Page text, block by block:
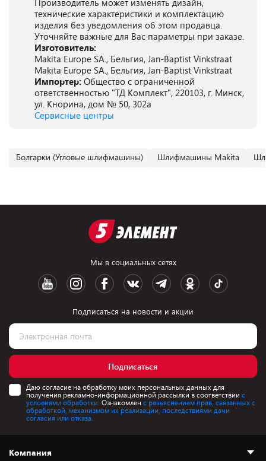
Производитель может изменять дизайн,
технические характеристики и комплектацию
изделия без уведомления об этом продавца.
Уточняйте важные для Вас параметры при заказе.
Изготовитель:
Makita Europe SA., Бельгия, Jan-Baptist Vinkstraat
Makita Europe SA., Бельгия, Jan-Baptist Vinkstraat
Импортер: Общество с ограниченной
ответственностью "ТД Комплект", 220103, г. Минск,
ул. Кнорина, дом № 50, 302а
Сервисные центры
Болгарки (Угловые шлифмашины) Шлифмашины Makita
Мы в социальных сетях
Подписаться на новости и акции
Подписаться
Даю согласие на обработку моих персональных данных для
получения рекламно-информационной рассылки в соответствии с
условиями обработки. Ознакомлен с разъяснением прав, связанных с
обработкой, механизмом их реализации, последствиями дачи
согласия или отказа.
Компания